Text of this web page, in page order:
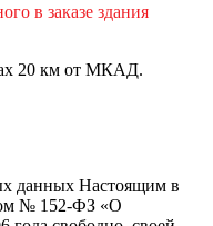
в заказе здания
20 км от МКАД.
данных Настоящим в
№ 152-ФЗ «О